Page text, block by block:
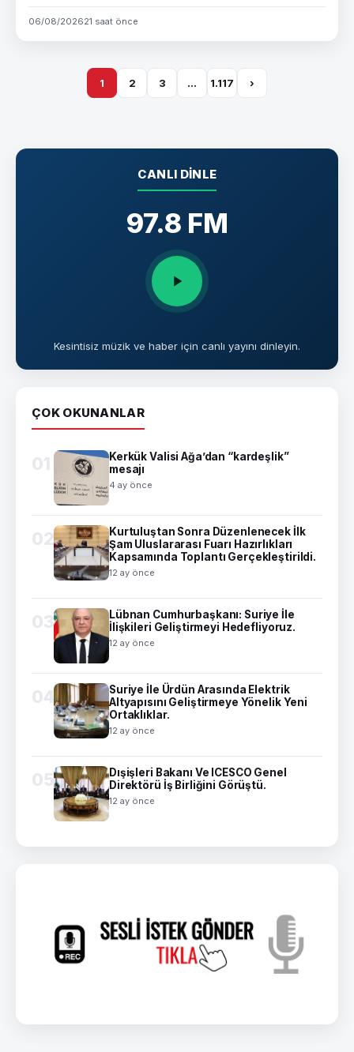
06/08/202621 saat önce
1 2 3 … 1.117 ›
CANLI DINLE
97.8 FM
Kesintisiz müzik ve haber için canlı yayını dinleyin.
ÇOK OKUNANLAR
01
Kerkük Valisi Ağa’dan “kardeşlik”
mesajı
4 ay önce
02
Kurtuluştan Sonra Düzenlenecek İlk
Şam Uluslararası Fuarı Hazırlıkları
Kapsamında Toplantı Gerçekleştirildi.
12 ay önce
03
Lübnan Cumhurbaşkanı: Suriye İle
İlişkileri Geliştirmeyi Hedefliyoruz.
12 ay önce
04
Suriye İle Ürdün Arasında Elektrik
Altyapısını Geliştirmeye Yönelik Yeni
Ortaklıklar.
12 ay önce
05
Dışişleri Bakanı Ve ICESCO Genel
Direktörü İş Birliğini Görüştü.
12 ay önce